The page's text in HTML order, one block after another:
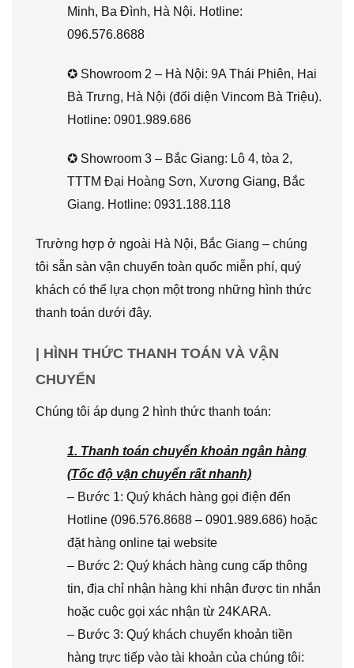
Minh, Ba Đình, Hà Nội. Hotline:
096.576.8688
✪ Showroom 2 – Hà Nội: 9A Thái Phiên, Hai
Bà Trưng, Hà Nội (đối diện Vincom Bà Triệu).
Hotline: 0901.989.686
✪ Showroom 3 – Bắc Giang: Lô 4, tòa 2,
TTTM Đại Hoàng Sơn, Xương Giang, Bắc
Giang. Hotline: 0931.188.118
Trường hợp ở ngoài Hà Nội, Bắc Giang – chúng
tôi sẵn sàn vận chuyển toàn quốc miễn phí, quý
khách có thể lựa chọn một trong những hình thức
thanh toán dưới đây.
| HÌNH THỨC THANH TOÁN VÀ VẬN
CHUYỂN
Chúng tôi áp dụng 2 hình thức thanh toán:
1. Thanh toán chuyển khoản ngân hàng
(Tốc độ vận chuyển rất nhanh)
– Bước 1: Quý khách hàng gọi điện đến
Hotline (096.576.8688 – 0901.989.686) hoặc
đặt hàng online tại website
– Bước 2: Quý khách hàng cung cấp thông
tin, địa chỉ nhận hàng khi nhận được tin nhắn
hoặc cuộc gọi xác nhận từ 24KARA.
– Bước 3: Quý khách chuyển khoản tiền
hàng trực tiếp vào tài khoản của chúng tôi: